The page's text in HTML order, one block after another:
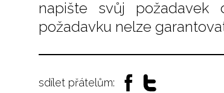
napište svůj požadavek
požadavku nelze
sdílet přátelům: